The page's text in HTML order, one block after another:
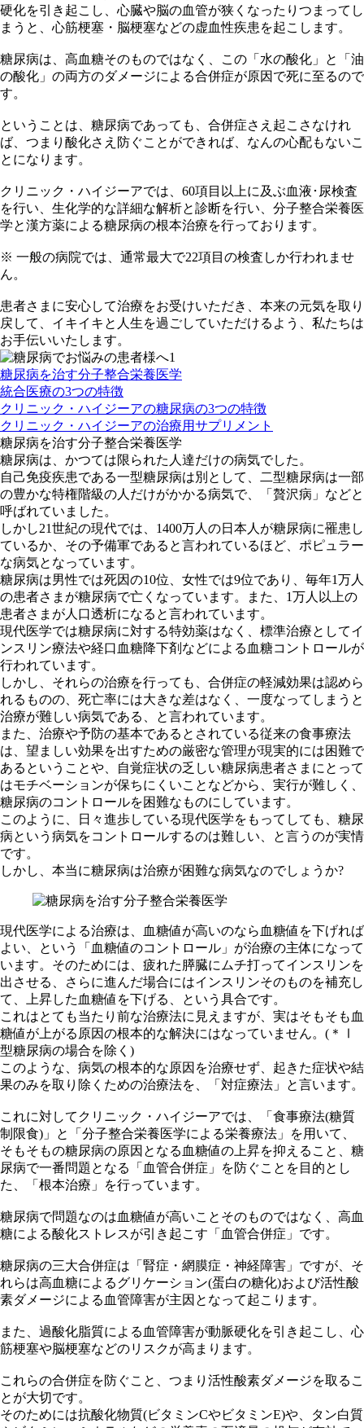
硬化を引き起こし、心臓や脳の血管が狭くなったりつまってし
まうと、心筋梗塞・脳梗塞などの虚血性疾患を起こします。
糖尿病は、高血糖そのものではなく、この「水の酸化」と「油
の酸化」の両方のダメージによる合併症が原因で死に至るので
す。
ということは、糖尿病であっても、合併症さえ起こさなけれ
ば、つまり酸化さえ防ぐことができれば、なんの心配もないこ
とになります。
クリニック・ハイジーアでは、60項目以上に及ぶ血液･尿検査
を行い、生化学的な詳細な解析と診断を行い、分子整合栄養医
学と漢方薬による糖尿病の根本治療を行っております。
※ 一般の病院では、通常最大で22項目の検査しか行われませ
ん。
患者さまに安心して治療をお受けいただき、本来の元気を取り
戻して、イキイキと人生を過ごしていただけるよう、私たちは
お手伝いいたします。
糖尿病を治す分子整合栄養医学
統合医療の3つの特徴
クリニック・ハイジーアの糖尿病の3つの特徴
クリニック・ハイジーアの治療用サプリメント
糖尿病を治す分子整合栄養医学
糖尿病は、かつては限られた人達だけの病気でした。
自己免疫疾患である一型糖尿病は別として、二型糖尿病は一部
の豊かな特権階級の人だけがかかる病気で、「贅沢病」などと
呼ばれていました。
しかし21世紀の現代では、1400万人の日本人が糖尿病に罹患し
ているか、その予備軍であると言われているほど、ポピュラー
な病気となっています。
糖尿病は男性では死因の10位、女性では9位であり、毎年1万人
の患者さまが糖尿病で亡くなっています。また、1万人以上の
患者さまが人口透析になると言われています。
現代医学では糖尿病に対する特効薬はなく、標準治療としてイ
ンスリン療法や経口血糖降下剤などによる血糖コントロールが
行われています。
しかし、それらの治療を行っても、合併症の軽減効果は認めら
れるものの、死亡率には大きな差はなく、一度なってしまうと
治療が難しい病気である、と言われています。
また、治療や予防の基本であるとされている従来の食事療法
は、望ましい効果を出すための厳密な管理が現実的には困難で
あるということや、自覚症状の乏しい糖尿病患者さまにとって
はモチベーションが保ちにくいことなどから、実行が難しく、
糖尿病のコントロールを困難なものにしています。
このように、日々進歩している現代医学をもってしても、糖尿
病という病気をコントロールするのは難しい、と言うのが実情
です。
しかし、本当に糖尿病は治療が困難な病気なのでしょうか?
現代医学による治療は、血糖値が高いのなら血糖値を下げれば
よい、という「血糖値のコントロール」が治療の主体になって
います。そのためには、疲れた膵臓にムチ打ってインスリンを
出させる、さらに進んだ場合にはインスリンそのものを補充し
て、上昇した血糖値を下げる、という具合です。
これはとても当たり前な治療法に見えますが、実はそもそも血
糖値が上がる原因の根本的な解決にはなっていません。(＊Ⅰ
型糖尿病の場合を除く)
このような、病気の根本的な原因を治療せず、起きた症状や結
果のみを取り除くための治療法を、「対症療法」と言います。
これに対してクリニック・ハイジーアでは、「食事療法(糖質
制限食)」と「分子整合栄養医学による栄養療法」を用いて、
そもそもの糖尿病の原因となる血糖値の上昇を抑えること、糖
尿病で一番問題となる「血管合併症」を防ぐことを目的とし
た、「根本治療」を行っています。
糖尿病で問題なのは血糖値が高いことそのものではなく、高血
糖による酸化ストレスが引き起こす「血管合併症」です。
糖尿病の三大合併症は「腎症・網膜症・神経障害」ですが、そ
れらは高血糖によるグリケーション(蛋白の糖化)および活性酸
素ダメージによる血管障害が主因となって起こります。
また、過酸化脂質による血管障害が動脈硬化を引き起こし、心
筋梗塞や脳梗塞などのリスクが高まります。
これらの合併症を防ぐこと、つまり活性酸素ダメージを取るこ
とが大切です。
そのためには抗酸化物質(ビタミンCやビタミンE)や、タン白質